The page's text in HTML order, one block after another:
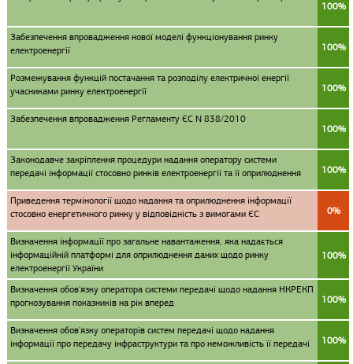
100%
Забезпечення впровадження нової моделі функціонування ринку
електроенергії
100%
Розмежування функцій постачання та розподілу електричної енергії
учасниками ринку електроенергії
100%
Забезпечення впровадження Регламенту ЄС N 838/2010
100%
Законодавче закріплення процедури надання оператору системи
передачі інформації стосовно ринків електроенергії та її оприлюднення
100%
Приведення термінології щодо надання та оприлюднення інформації
стосовно енергетичного ринку у відповідність з вимогами ЄС
0%
Визначення інформації про загальне навантаження, яка надається
інформаційній платформі для оприлюднення даних щодо ринку
електроенергії України
100%
Визначення обов'язку оператора системи передачі щодо надання НКРЕКП
прогнозування показників на рік вперед
100%
Визначення обов'язку операторів систем передачі щодо надання
інформації про передачу інфраструктури та про неможливість її передачі
100%